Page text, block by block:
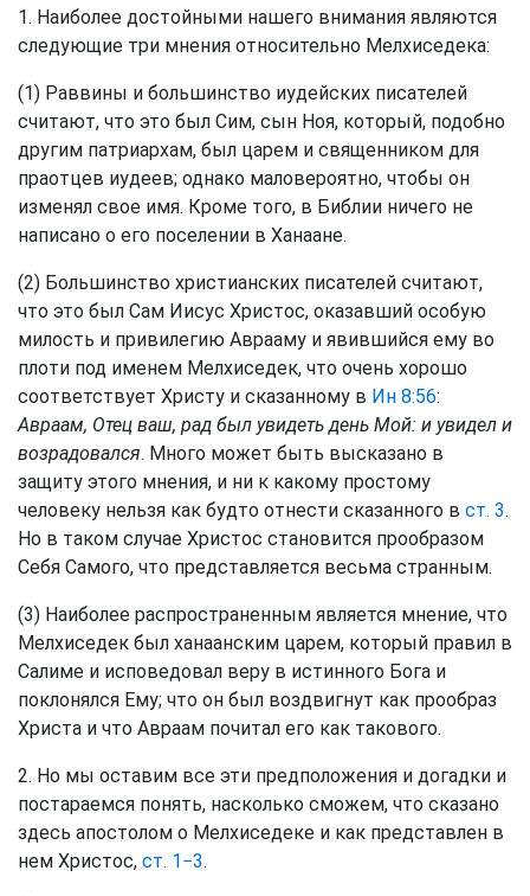
1. Наиболее достойными нашего внимания являются
следующие три мнения относительно Мелхиседека:
(1) Раввины и большинство иудейских писателей
считают, что это был Сим, сын Ноя, который, подобно
другим патриархам, был царем и священником для
праотцев иудеев; однако маловероятно, чтобы он
изменял свое имя. Кроме того, в Библии ничего не
написано о его поселении в Ханаане.
(2) Большинство христианских писателей считают,
что это был Сам Иисус Христос, оказавший особую
милость и привилегию Аврааму и явившийся ему во
плоти под именем Мелхиседек, что очень хорошо
соответствует Христу и сказанному в Ин 8:56:
Авраам, Отец ваш, рад был увидеть день Мой: и увидел и
возрадовался. Много может быть высказано в
защиту этого мнения, и ни к какому простому
человеку нельзя как будто отнести сказанного в ст. 3.
Но в таком случае Христос становится прообразом
Себя Самого, что представляется весьма странным.
(3) Наиболее распространенным является мнение, что
Мелхиседек был ханаанским царем, который правил в
Салиме и исповедовал веру в истинного Бога и
поклонялся Ему; что он был воздвигнут как прообраз
Христа и что Авраам почитал его как такового.
2. Но мы оставим все эти предположения и догадки и
постараемся понять, насколько сможем, что сказано
здесь апостолом о Мелхиседеке и как представлен в
нем Христос, ст. 1−3.